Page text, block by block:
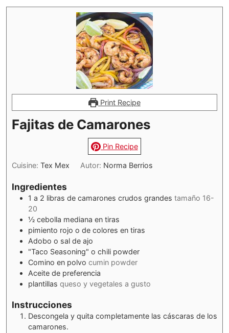
Print Recipe
Fajitas de Camarones
Pin Recipe
Cuisine: Tex Mex Autor: Norma Berrios
Ingredientes
1 a 2 libras de camarones crudos grandes tamaño 16-
20
½ cebolla mediana en tiras
pimiento rojo o de colores en tiras
Adobo o sal de ajo
"Taco Seasoning" o chili powder
Comino en polvo cumin powder
Aceite de preferencia
plantillas queso y vegetales a gusto
Instrucciones
Descongela y quita completamente las cáscaras de los
camarones.